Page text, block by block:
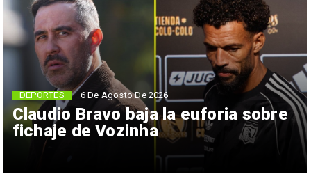
Claudio Bravo baja la euforia sobre
fichaje de Vozinha
DEPORTES 6 De Agosto De 2026